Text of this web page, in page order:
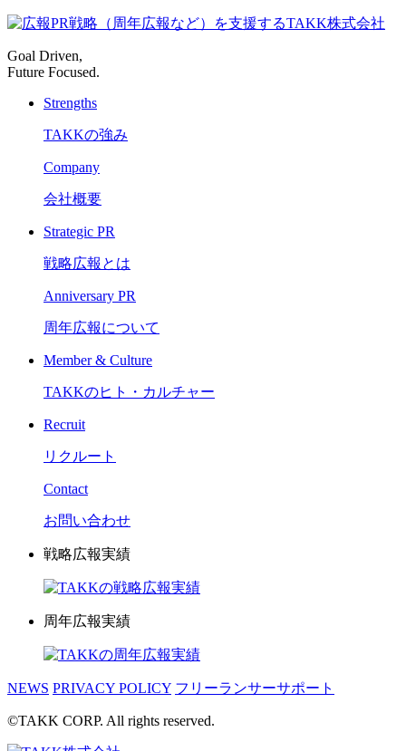
Goal Driven,
Future Focused.
Strengths
TAKKの強み
Company
会社概要
Strategic PR
戦略広報とは
Anniversary PR
周年広報について
Member & Culture
TAKKのヒト・カルチャー
Recruit
リクルート
Contact
お問い合わせ
戦略広報実績
周年広報実績
NEWS PRIVACY POLICY フリーランサーサポート
©TAKK CORP. All rights reserved.